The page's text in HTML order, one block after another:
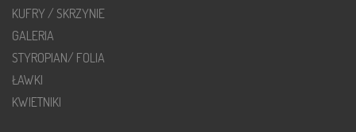
KUFRY / SKRZYNIE
GALERIA
STYROPIAN/ FOLIA
ŁAWKI
KWIETNIKI